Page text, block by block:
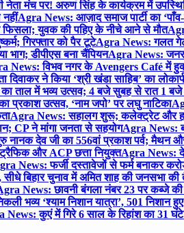
नेता मंच पर! अरुण सिंह के कार्यक्रम में
नहींAgra News: आज़ाद समाज पार्टी का
युवक की पहिए के नीचे आने से मौत
गिरफ्तार को पैर टूटेAgra News: गलत
भाग; डीपीएस बना चैंपियनAgra News:
News: विभव नगर के Avengers Café में
ने किया ‘श्री खंडा साहिब’ का
ताल में भव्य उत्सव; 4 बजे सुबह से रात 1
उत्सव, ‘नाम जपो’ पर लघु नाटिका
Agra News: सहालग शुरू; कलेक्ट्रेट और
CP ने मांगा जनता से सहयोगAgra News:
देव जी का 556वां प्रकाश पर्व; मैथन और
और ACP छत्ता नियुक्तAgra News:
News: फर्जी दस्तावेजों से फर्म बनाकर
बिहार चुनाव में अमित शाह की जनसभा की
News: छावनी बंगला नंबर 23 पर कब्जे
भव्य ‘श्याम निशान यात्रा’, 501 निशान
News: कुएं में गिरे 6 साल के रिहांश का 31 घंटे